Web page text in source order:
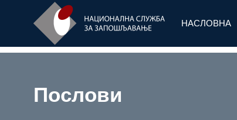
НАСЛОВНА
Послови